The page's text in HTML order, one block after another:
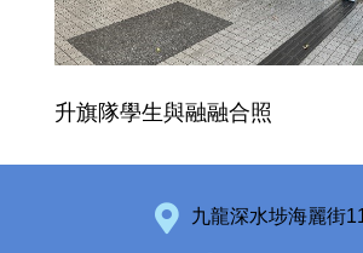
升旗隊學生與融融合照
九龍深水埗海麗街